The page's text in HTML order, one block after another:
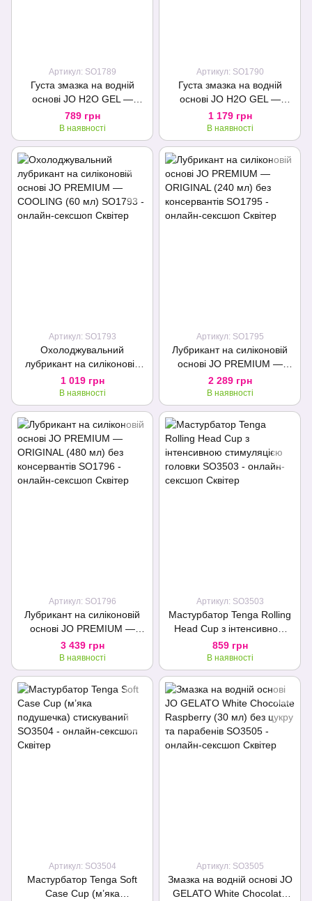
Артикул: SO1789
Густа змазка на водній
основі JO H2O GEL —
ORIGINAL (120 мл),
рослинний гліцерин
789 грн
В наявності
Артикул: SO1790
Густа змазка на водній
основі JO H2O GEL —
ORIGINAL (240 мл),
рослинний гліцерин
1 179 грн
В наявності
Артикул: SO1793
Охолоджувальний
лубрикант на силіконовій
основі JO PREMIUM —
COOLING (60 мл)
1 019 грн
В наявності
Артикул: SO1795
Лубрикант на силіконовій
основі JO PREMIUM —
ORIGINAL (240 мл) без
консервантів
2 289 грн
В наявності
Артикул: SO1796
Лубрикант на силіконовій
основі JO PREMIUM —
ORIGINAL (480 мл) без
консервантів
3 439 грн
В наявності
Артикул: SO3503
Мастурбатор Tenga Rolling
Head Cup з інтенсивною
стимуляцією головки
859 грн
В наявності
Артикул: SO3504
Мастурбатор Tenga Soft
Case Cup (м’яка
Артикул: SO3505
Змазка на водній основі JO
GELATO White Chocolate